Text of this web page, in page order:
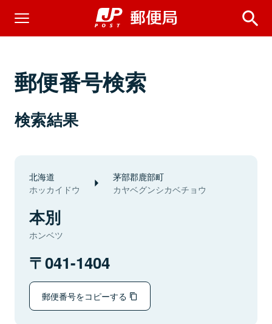
郵便番号検索
検索結果
北海道
ホッカイドウ
茅部郡鹿部町
カヤベグンシカベチョウ
本別
ホンベツ
041-1404
郵便番号をコピーする